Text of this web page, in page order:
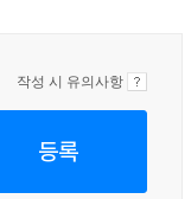
작성 시 유의사항
등록